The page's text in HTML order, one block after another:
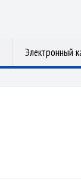
Электронный